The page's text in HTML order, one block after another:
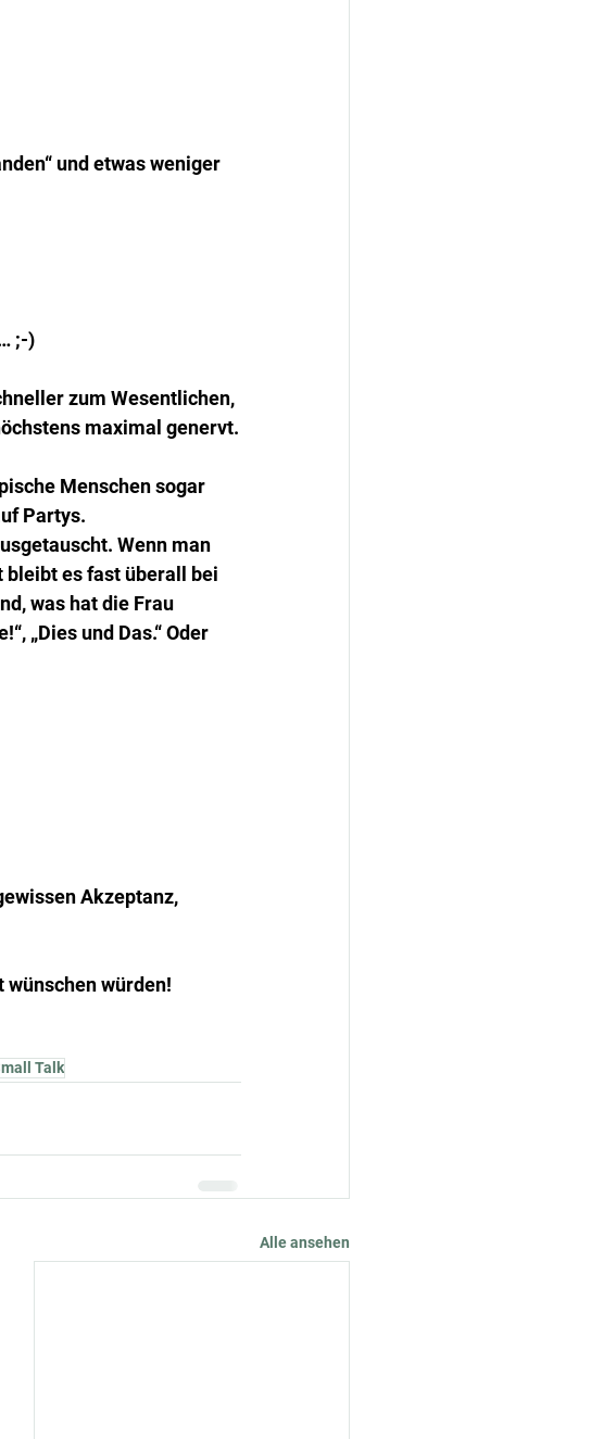
und etwas weniger
;-)
zum Wesentlichen,
maximal genervt.
Menschen sogar
Partys.
Wenn man
bleibt es fast überall bei
was hat die Frau
„Dies und Das.“ Oder
Akzeptanz,
würden!
Talk
Alle ansehen